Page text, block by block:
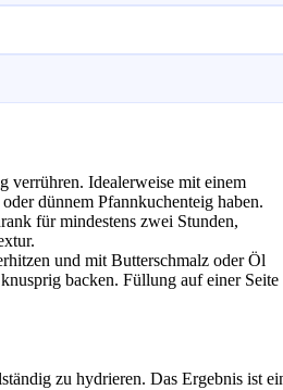
verrühren. Idealerweise mit einem
dünnem Pfannkuchenteig haben.
für mindestens zwei Stunden,
und mit Butterschmalz oder Öl
backen. Füllung auf einer Seite
zu hydrieren. Das Ergebnis ist